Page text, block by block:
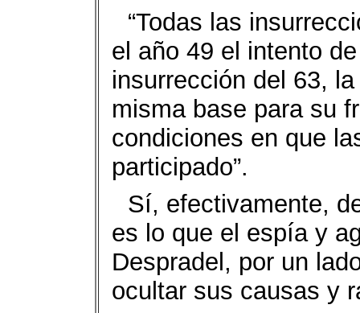
“Todas las
el año 49 el intento
insurrección del 63,
misma base para su
condiciones en que
participado”.
Sí, efectivamente,
es lo que el espía y
Despradel, por un
ocultar sus causas y